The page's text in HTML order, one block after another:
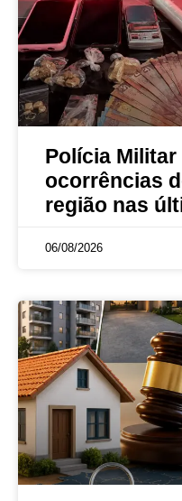
Polícia
ocorrências
região nas
06/08/2026